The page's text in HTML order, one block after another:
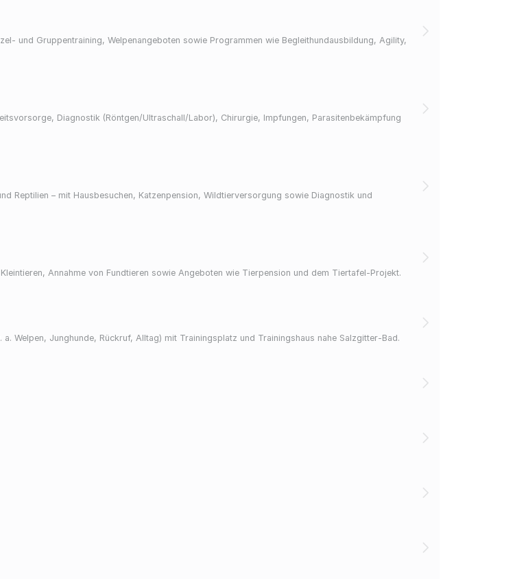
und Gruppentraining, Welpenangeboten sowie Programmen wie Begleithundausbildung, Agility,
Diagnostik (Röntgen/Ultraschall/Labor), Chirurgie, Impfungen, Parasitenbekämpfung
Reptilien – mit Hausbesuchen, Katzenpension, Wildtierversorgung sowie Diagnostik und
Annahme von Fundtieren sowie Angeboten wie Tierpension und dem Tiertafel-Projekt.
Welpen, Junghunde, Rückruf, Alltag) mit Trainingsplatz und Trainingshaus nahe Salzgitter-Bad.